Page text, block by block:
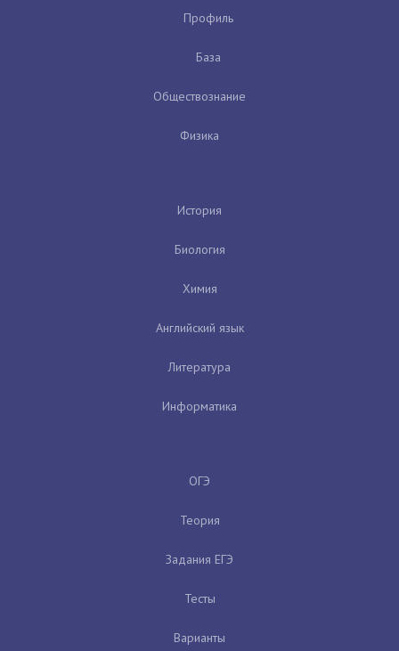
Профиль
База
Обществознание
Физика
История
Биология
Химия
Английский язык
Литература
Информатика
ОГЭ
Теория
Задания ЕГЭ
Тесты
Варианты